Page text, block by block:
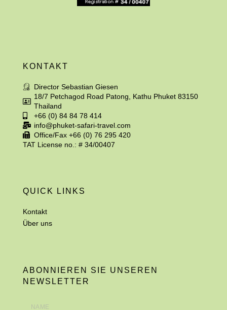
KONTAKT
Director Sebastian Giesen
18/7 Petchagod Road Patong, Kathu Phuket 83150
Thailand
+66 (0) 84 84 78 414
info@phuket-safari-travel.com
Office/Fax +66 (0) 76 295 420
TAT License no.: # 34/00407
QUICK LINKS
Kontakt
Über uns
ABONNIEREN SIE UNSEREN
NEWSLETTER